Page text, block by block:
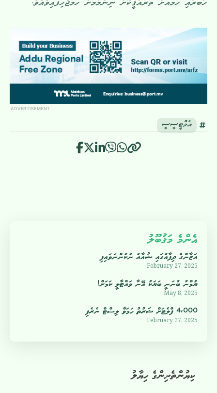
ހާބަރާއި ހަމައަށް ތަރައްޤީކޮށް ނިންމުމަށް ހަމަޖެހިފައިވެއެވެ.
ADVERTISEMENT
އެމްޓީސީސީ
ކިޔުންތެރިންގެ ހިޔާލު
އެންމެ މަޤުބޫލު
އަޒާންގެ ދިފާއުގައި ޝުއާއު ނުކުންނަވައިފި
February 27, 2025
ޔުމްނު ބުނަނީ ބަޔަކު އޭނާ ވައްޓާލީ ކަމަށް!
May 8, 2025
4،000 ފްލެޓަށް ޝަރުތު ހަމަވާ ލިސްޓް ނެރެފި
February 27, 2025